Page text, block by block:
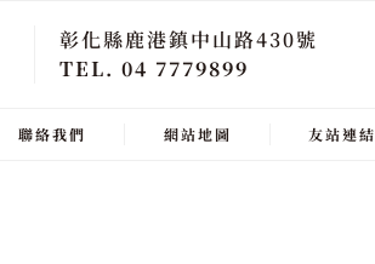
彰化縣鹿港鎮中山路430號
TEL. 04 7779899
聯絡我們 網站地圖 友站連結